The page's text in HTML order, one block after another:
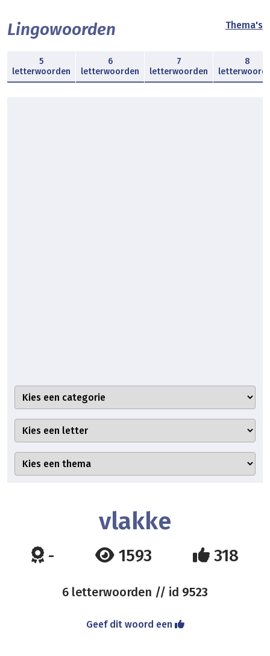
Lingowoorden Thema's
5
letterwoorden
6
letterwoorden
7
letterwoorden
8
vlakke
- 1593 318
6 letterwoorden // id 9523
Geef dit woord een